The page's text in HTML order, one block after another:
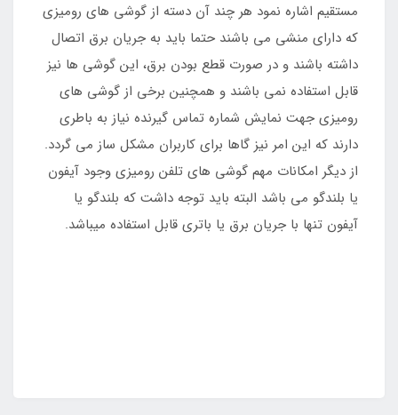
مستقیم اشاره نمود هر چند آن دسته از گوشی های رومیزی
که دارای منشی می باشند حتما باید به جریان برق اتصال
داشته باشند و در صورت قطع بودن برق، این گوشی ها نیز
قابل استفاده نمی باشند و همچنین برخی از گوشی های
رومیزی جهت نمایش شماره تماس گیرنده نیاز به باطری
دارند که این امر نیز گاها برای کاربران مشکل ساز می گردد.
از دیگر امکانات مهم گوشی های تلفن رومیزی وجود آیفون
یا بلندگو می باشد البته باید توجه داشت که بلندگو یا
آیفون تنها با جریان برق یا باتری قابل استفاده میباشد.